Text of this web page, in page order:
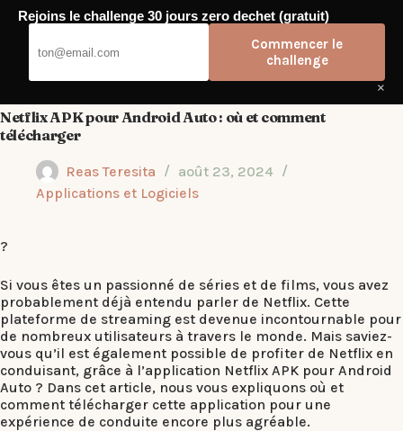
Passer
Netflix APK pour Android Auto : où et comment
télécharger
Reas Teresita
août 23, 2024
Applications et Logiciels
?
Si vous êtes un passionné de séries et de films, vous avez
probablement déjà entendu parler de Netflix. Cette
plateforme de streaming est devenue incontournable pour
de nombreux utilisateurs à travers le monde. Mais saviez-
vous qu’il est également possible de profiter de Netflix en
conduisant, grâce à l’application Netflix APK pour Android
Auto ? Dans cet article, nous vous expliquons où et
comment télécharger cette application pour une
expérience de conduite encore plus agréable.
Rejoins le challenge 30 jours zero dechet (gratuit)
Commencer le
challenge
×